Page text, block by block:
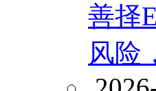
善择
风险